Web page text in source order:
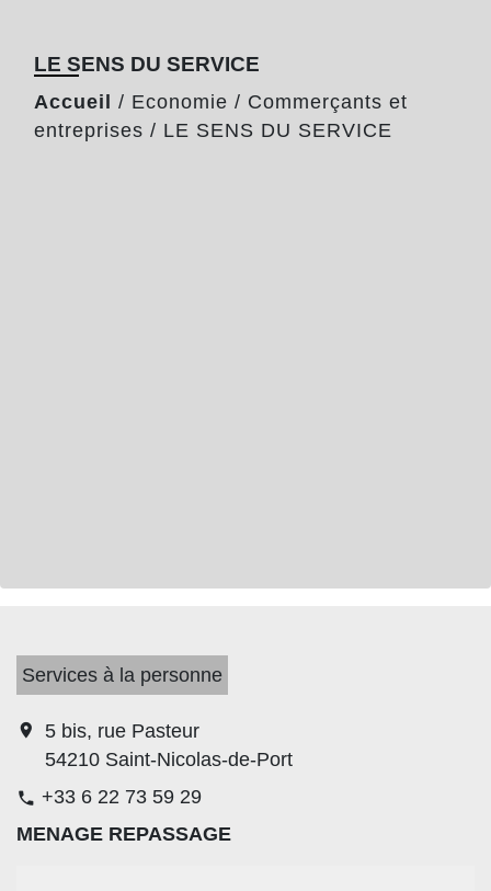
LE SENS DU SERVICE
Accueil / Economie / Commerçants et
entreprises / LE SENS DU SERVICE
Services à la personne
location_on
5 bis, rue Pasteur
54210 Saint-Nicolas-de-Port
phone +33 6 22 73 59 29
MENAGE REPASSAGE